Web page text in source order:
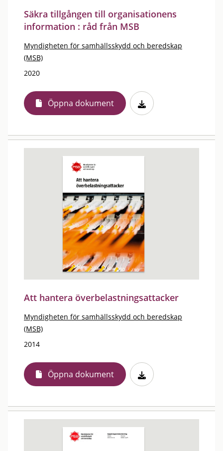
Säkra tillgången till organisationens
information : råd från MSB
Myndigheten för samhällsskydd och beredskap
(MSB)
2020
Öppna dokument
Att hantera överbelastningsattacker
Myndigheten för samhällsskydd och beredskap
(MSB)
2014
Öppna dokument